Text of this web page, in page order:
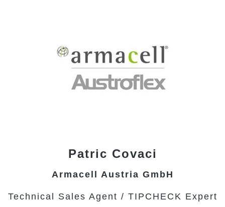
Patric Covaci
Armacell Austria GmbH
Technical Sales Agent / TIPCHECK Expert